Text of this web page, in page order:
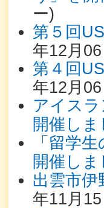
ー)
第５回
年12月06
第４回
年12月06
アイス
開催しま
「留学
開催しま
出雲市伊
年11月15